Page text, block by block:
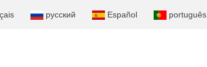
русский Español português